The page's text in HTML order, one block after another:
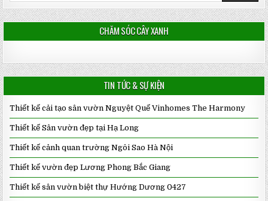
CHĂM SÓC CÂY XANH
TIN TỨC & SỰ KIỆN
Thiết kế cải tạo sân vườn Nguyệt Quế Vinhomes The Harmony
Thiết kế Sân vườn đẹp tại Hạ Long
Thiết kế cảnh quan trường Ngôi Sao Hà Nội
Thiết kế vườn đẹp Lương Phong Bắc Giang
Thiết kế sân vườn biệt thự Hướng Dương 0427